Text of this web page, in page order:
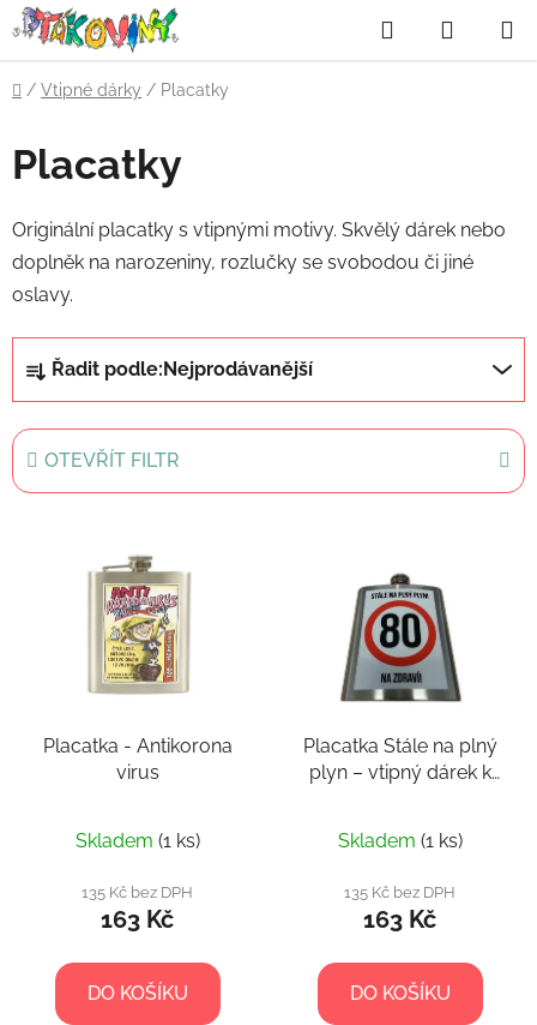
Přejít
na
obsah
Hledat
KOŠÍK
Domů
/ Vtipné dárky / Placatky
Placatky
Originální placatky s vtipnými motivy. Skvělý dárek nebo
doplněk na narozeniny, rozlučky se svobodou či jiné
oslavy.
a
z
e
n
Řadit podle: Nejprodávanější
OTEVŘÍT FILTR
Placatka - Antikorona
virus
Skladem (1 ks)
135 Kč bez DPH
163 Kč
DO KOŠÍKU
Placatka Stále na plný
plyn – vtipný dárek k
Skladem (1 ks)
135 Kč bez DPH
163 Kč
DO KOŠÍKU